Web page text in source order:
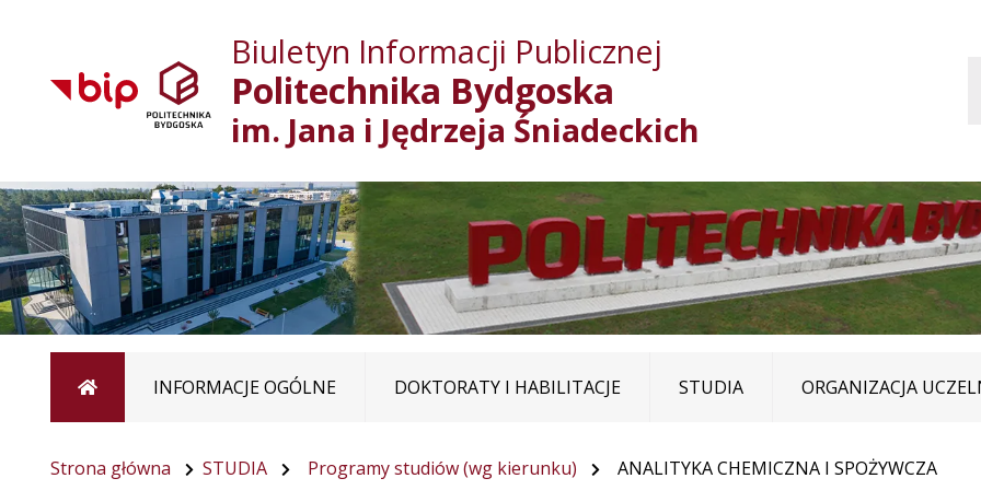
głównego menu
Przejdź do treści
Przejdź do mapy
Biuletyn Informacji Publicznej
Politechnika Bydgoska
im. Jana i Jędrzeja Śniadeckich
Strona głównaINFORMACJE OGÓLNE DOKTORATY I HABILITACJE STUDIA ORGANIZACJA
Strona główna STUDIA Programy studiów (wg kierunku) ANALITYKA CHEMICZNA I SPOŻYWCZA